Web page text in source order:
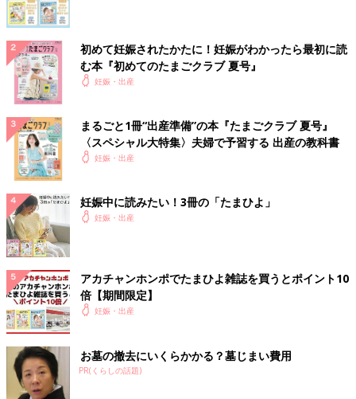
初めて妊娠されたかたに！妊娠がわかったら最初に読
む本『初めてのたまごクラブ 夏号』
妊娠・出産
まるごと1冊“出産準備”の本『たまごクラブ 夏号』
〈スペシャル大特集〉夫婦で予習する 出産の教科書
妊娠・出産
妊娠中に読みたい！3冊の「たまひよ」
妊娠・出産
アカチャンホンポでたまひよ雑誌を買うとポイント10
倍【期間限定】
妊娠・出産
お墓の撤去にいくらかかる？墓じまい費用
PR(くらしの話題)